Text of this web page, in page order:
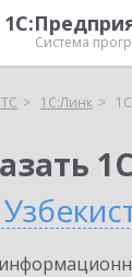
Система
1С:Линк